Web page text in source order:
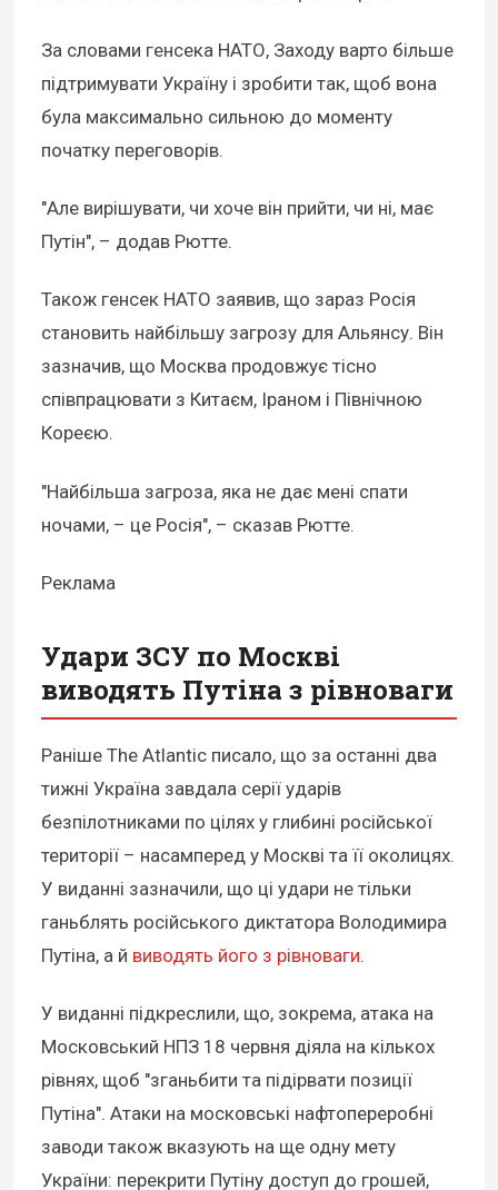
За словами генсека НАТО, Заходу варто більше
підтримувати Україну і зробити так, щоб вона
була максимально сильною до моменту
початку переговорів.
"Але вирішувати, чи хоче він прийти, чи ні, має
Путін", – додав Рютте.
Також генсек НАТО заявив, що зараз Росія
становить найбільшу загрозу для Альянсу. Він
зазначив, що Москва продовжує тісно
співпрацювати з Китаєм, Іраном і Північною
Кореєю.
"Найбільша загроза, яка не дає мені спати
ночами, – це Росія", – сказав Рютте.
Реклама
Удари ЗСУ по Москві
виводять Путіна з рівноваги
Раніше The Atlantic писало, що за останні два
тижні Україна завдала серії ударів
безпілотниками по цілях у глибині російської
території – насамперед у Москві та її околицях.
У виданні зазначили, що ці удари не тільки
ганьблять російського диктатора Володимира
Путіна, а й виводять його з рівноваги.
У виданні підкреслили, що, зокрема, атака на
Московський НПЗ 18 червня діяла на кількох
рівнях, щоб "зганьбити та підірвати позиції
Путіна". Атаки на московські нафтопереробні
заводи також вказують на ще одну мету
України: перекрити Путіну доступ до грошей,